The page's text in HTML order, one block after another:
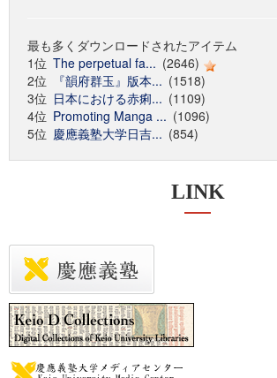
最も多くダウンロードされたアイテム
1位 The perpetual fa... (2646)
2位
『韻府群玉』版本... (1518)
3位 日本における赤痢... (1109)
4位 Promoting Manga ... (1096)
5位 慶應義塾大学日吉... (854)
LINK